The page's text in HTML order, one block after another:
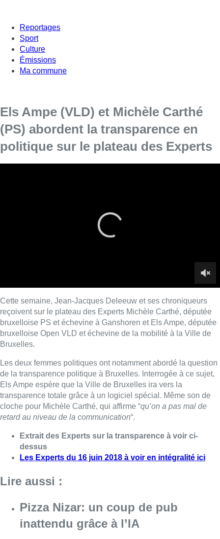
Reportages
Sport
Culture
Émissions
Ma commune
Els Ampe (VLD) et Michèle Carthé
(PS) abordent la transparence en
politique sur le plateau des Experts
Les deux femmes politiques ont notamment abordé la question
transparence totale grâce à un logiciel spécial. Même son de
qu’on a pas mal de
Extrait des Experts sur la transparence à voir ci-
dessus
Les Experts du 16 juin 2018 à voir en intégralité ici
Lire aussi :
Pizza Nizar: un coup de pub
inattendu grâce à l’IA